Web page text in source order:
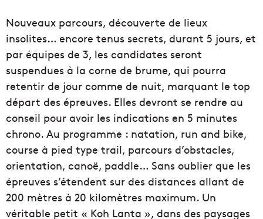
Nouveaux parcours, découverte de lieux
insolites… encore tenus secrets, durant 5 jours, et
par équipes de 3, les candidates seront
suspendues à la corne de brume, qui pourra
retentir de jour comme de nuit, marquant le top
départ des épreuves. Elles devront se rendre au
conseil pour avoir les indications en 5 minutes
chrono. Au programme : natation, run and bike,
course à pied type trail, parcours d’obstacles,
orientation, canoë, paddle… Sans oublier que les
épreuves s’étendent sur des distances allant de
200 mètres à 20 kilomètres maximum. Un
véritable petit « Koh Lanta », dans des paysages